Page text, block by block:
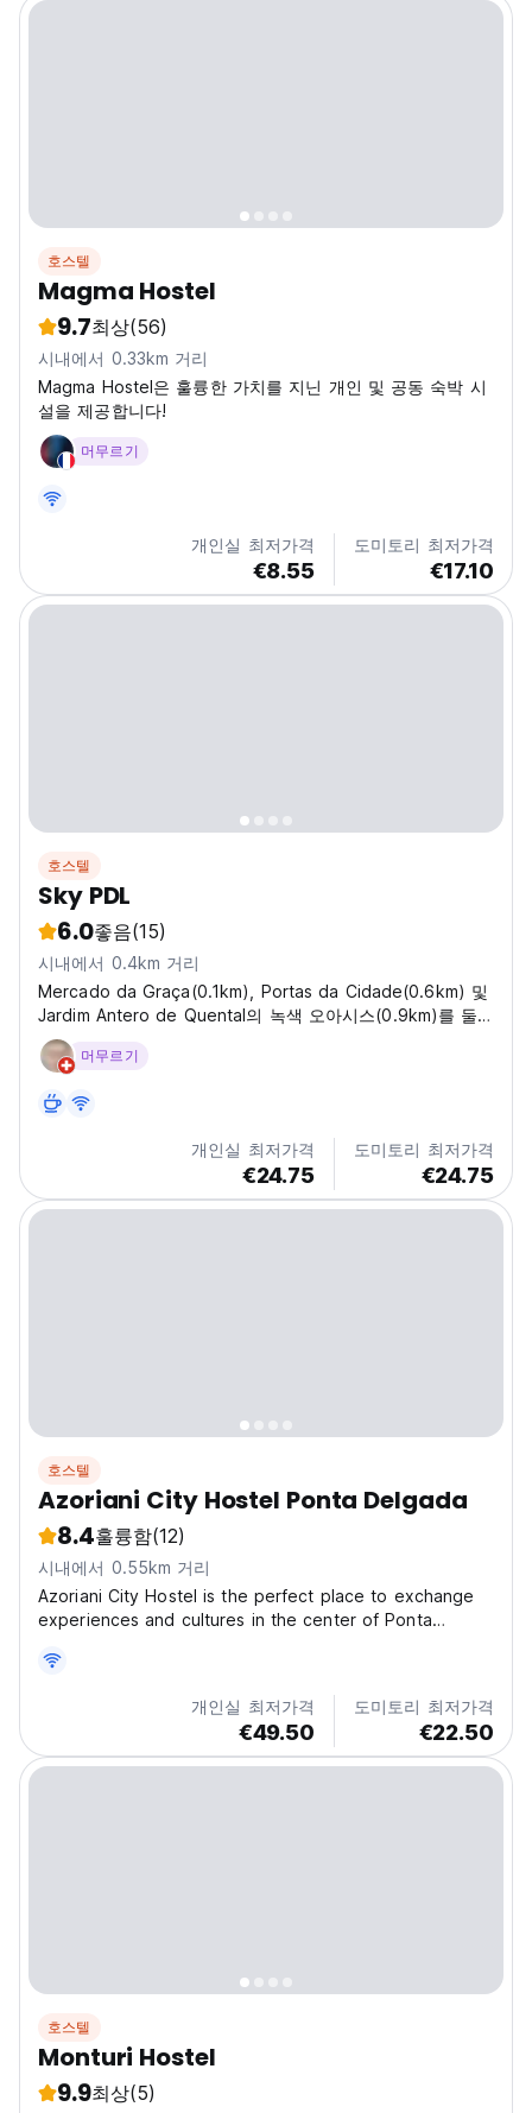
호스텔
Magma Hostel
9.7최상(56)
시내에서 0.33km 거리
Magma Hostel은 훌륭한 가치를 지닌 개인 및 공동 숙박 시
설을 제공합니다!
머무르기
개인실 최저가격
€8.55
도미토리 최저가격
€17.10
호스텔
Sky PDL
6.0좋음(15)
시내에서 0.4km 거리
Mercado da Graça(0.1km), Portas da Cidade(0.6km) 및
Jardim Antero de Quental의 녹색 오아시스(0.9km)를 둘
러보세요.
머무르기
개인실 최저가격
€24.75
도미토리 최저가격
€24.75
호스텔
Azoriani City Hostel Ponta Delgada
8.4훌륭함(12)
시내에서 0.55km 거리
Azoriani City Hostel is the perfect place to exchange
experiences and cultures in the center of Ponta
restoration of a typical Azorean house and has two
living rooms for sharing knowledge and a fully
개인실 최저가격
€49.50
도미토리 최저가격
€22.50
호스텔
Monturi Hostel
9.9최상(5)